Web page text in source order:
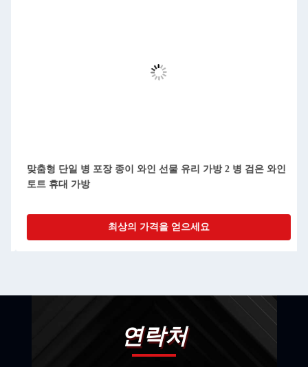
맞춤형 단일 병 포장 종이 와인 선물 유리 가방 2 병 검은 와인
토트 휴대 가방
최상의 가격을 얻으세요
연락처